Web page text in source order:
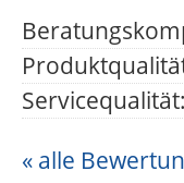
Servicequalität:
« alle